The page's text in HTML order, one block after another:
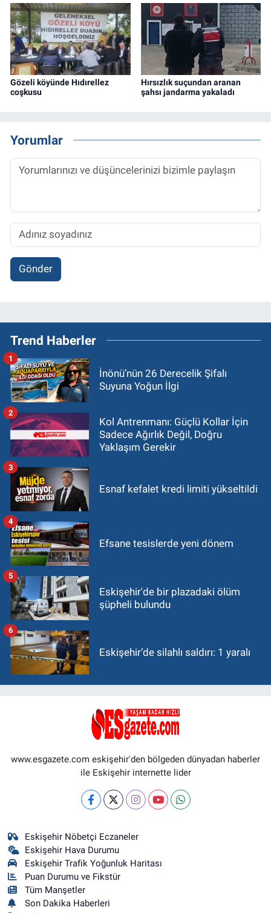
Gözeli köyünde Hıdırellez
coşkusu
Hırsızlık suçundan aranan
şahsı jandarma yakaladı
Yorumlar
Gönder
Trend Haberler
İnönü’nün 26 Derecelik Şifalı
Suyuna Yoğun İlgi
1
Kol Antrenmanı: Güçlü Kollar İçin
Sadece Ağırlık Değil, Doğru
Yaklaşım Gerekir
2
Esnaf kefalet kredi limiti yükseltildi
3
Efsane tesislerde yeni dönem
4
Eskişehir'de bir plazadaki ölüm
şüpheli bulundu
5
Eskişehir’de silahlı saldırı: 1 yaralı
6
www.esgazete.com eskişehir'den bölgeden dünyadan haberler
ile Eskişehir internette lider
Eskişehir Nöbetçi Eczaneler
Eskişehir Hava Durumu
Eskişehir Trafik Yoğunluk Haritası
Puan Durumu ve Fikstür
Tüm Manşetler
Son Dakika Haberleri